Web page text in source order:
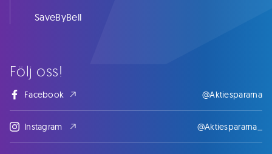
Följ oss!
Facebook @Aktiespararna
Instagram @Aktiespararna_
SaveByBell